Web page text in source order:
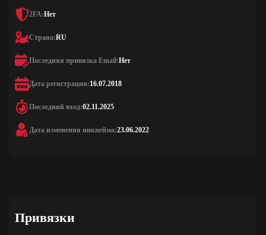
2FA:Нет
Страна:RU
Последняя привязка Email:Нет
Дата регистрации:16.07.2018
Последний вход:02.11.2025
Дата изменения никнейма:23.06.2022
Привязки